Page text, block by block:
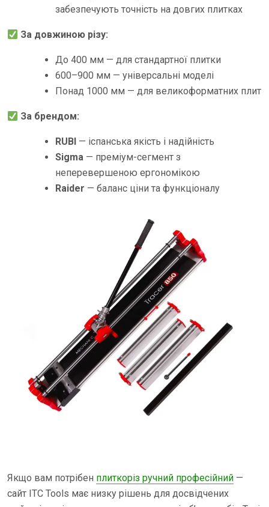
забезпечують точність на довгих плитках
За довжиною різу:
До 400 мм — для стандартної плитки
600–900 мм — універсальні моделі
Понад 1000 мм — для великоформатних плит
За брендом:
RUBI — іспанська якість і надійність
Sigma — преміум-сегмент з
неперевершеною ергономікою
Raider — баланс ціни та функціоналу
Якщо вам потрібен плиткоріз ручний професійний —
сайт ITC Tools має низку рішень для досвідчених